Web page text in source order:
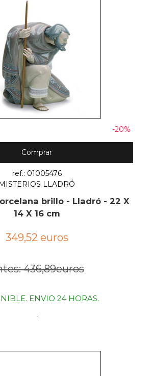
-20%
Comprar
ref.: 01005476
LLADRÓ
brillo - Lladró - 22 X
14 X 16 cm
349,52 euros
436,89euros
ENVIO 24 HORAS.
.